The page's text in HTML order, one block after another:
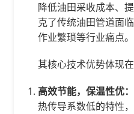
降低油田采收成本、
克了传统油田管道面
作业繁琐等行业痛点。
其核心技术优势体现在
高效节能，保温性优：
热传导系数低的特性